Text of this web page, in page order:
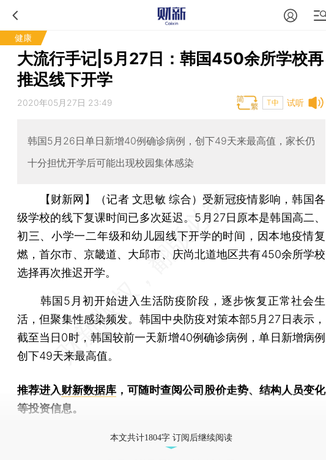
健康
大流行手记|5月27日：韩国450余所学校再
推迟线下开学
试听
2020年05月27日 23:49 T中
韩国5月26日单日新增40例确诊病例，创下49天来最高值，家长仍
十分担忧开学后可能出现校园集体感染
【财新网】（记者 文思敏 综合） 受新冠疫情影响，韩国各
级学校的线下复课时间已多次延迟。5月27日原本是韩国高二、
初三、小学一二年级和幼儿园线下开学的时间，因本地疫情复
燃，首尔市、京畿道、大邱市、庆尚北道地区共有450余所学校
选择再次推迟开学。
韩国5月初开始进入生活防疫阶段，逐步恢复正常社会生
活，但聚集性感染频发。韩国中央防疫对策本部5月27日表示，
截至当日0时，韩国较前一天新增40例确诊病例，单日新增病例
创下49天来最高值。
推荐进入财新数据库 ，可随时查阅公司股价走势、结构人员变化
等投资信息。
本文共计1804字 订阅后继续阅读